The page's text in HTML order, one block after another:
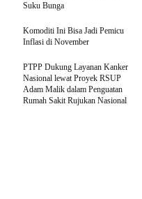
Suku Bunga
Komoditi Ini Bisa Jadi Pemicu
Inflasi di November
PTPP Dukung Layanan Kanker
Nasional lewat Proyek RSUP
Adam Malik dalam Penguatan
Rumah Sakit Rujukan Nasional